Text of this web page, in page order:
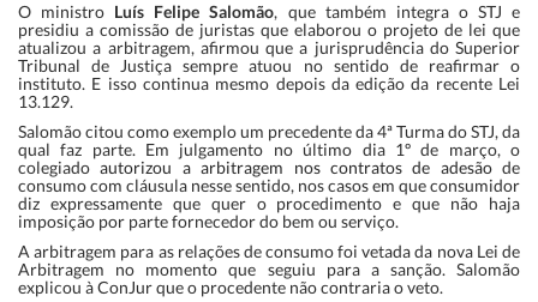
O ministro Luís Felipe Salomão, que também integra o STJ e
presidiu a comissão de juristas que elaborou o projeto de lei que
atualizou a arbitragem, afirmou que a jurisprudência do Superior
Tribunal de Justiça sempre atuou no sentido de reafirmar o
instituto. E isso continua mesmo depois da edição da recente Lei
13.129.
Salomão citou como exemplo um precedente da 4ª Turma do STJ, da
qual faz parte. Em julgamento no último dia 1º de março, o
colegiadoautorizou a arbitragem nos contratos de adesãode
consumo com cláusula nesse sentido, nos casos em que consumidor
diz expressamente que quer o procedimento e que não haja
imposição por parte fornecedor do bem ou serviço.
A arbitragem para as relações de consumo foi vetada da nova Lei de
Arbitragem no momento que seguiu para a sanção. Salomão
explicou à ConJur que o procedente não contraria o veto.